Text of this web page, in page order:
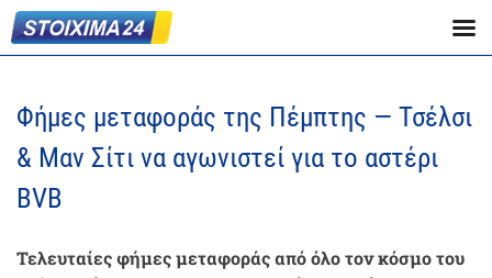
Φήμες μεταφοράς της Πέμπτης — Τσέλσι
& Μαν Σίτι να αγωνιστεί για το αστέρι
BVB
Τελευταίες φήμες μεταφοράς από όλο τον κόσμο του